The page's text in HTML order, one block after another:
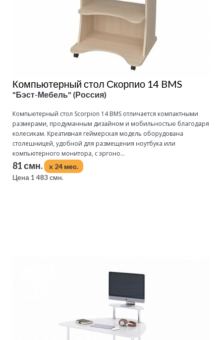
Компьютерный стол Скорпио 14 BMS
"Бэст-Мебель" (Россия)
Компьютерный стол Scorpion 14 BMS отличается компактными
размерами, продуманным дизайном и мобильностью благодаря
колесикам. Креативная геймерская модель оборудована
столешницей, удобной для размещения ноутбука или
компьютерного монитора, с эргоно...
81 смн.
x 24 мес.
Цена 1 483 смн.